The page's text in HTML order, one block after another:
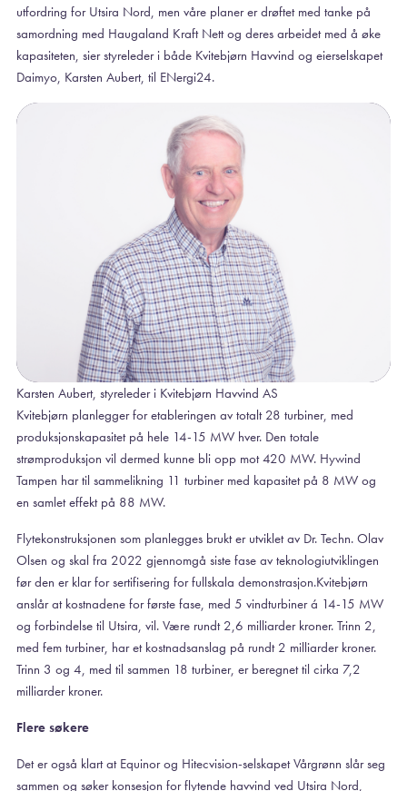
utfordring for Utsira Nord, men våre planer er drøftet med tanke på
samordning med Haugaland Kraft Nett og deres arbeidet med å øke
kapasiteten, sier styreleder i både Kvitebjørn Havvind og eierselskapet
Daimyo, Karsten Aubert, til ENergi24.
Karsten Aubert, styreleder i Kvitebjørn Havvind AS
Kvitebjørn planlegger for etableringen av totalt 28 turbiner, med
produksjonskapasitet på hele 14-15 MW hver. Den totale
strømproduksjon vil dermed kunne bli opp mot 420 MW. Hywind
Tampen har til sammelikning 11 turbiner med kapasitet på 8 MW og
en samlet effekt på 88 MW.
Flytekonstruksjonen som planlegges brukt er utviklet av Dr. Techn. Olav
Olsen og skal fra 2022 gjennomgå siste fase av teknologiutviklingen
før den er klar for sertifisering for fullskala demonstrasjon.Kvitebjørn
anslår at kostnadene for første fase, med 5 vindturbiner á 14-15 MW
og forbindelse til Utsira, vil. Være rundt 2,6 milliarder kroner. Trinn 2,
med fem turbiner, har et kostnadsanslag på rundt 2 milliarder kroner.
Trinn 3 og 4, med til sammen 18 turbiner, er beregnet til cirka 7,2
milliarder kroner.
Flere søkere
Det er også klart at Equinor og Hitecvision-selskapet Vårgrønn slår seg
sammen og søker konsesjon for flytende havvind ved Utsira Nord,